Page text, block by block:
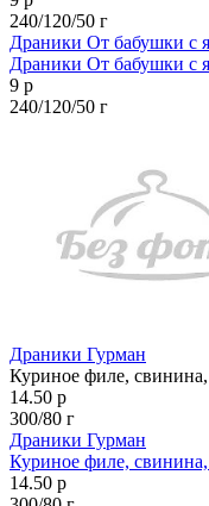
240/120/50 г
Драники От бабушки с
Драники От бабушки с
9 р
240/120/50 г
Драники Гурман
Куриное филе, свинина,
14.50 р
300/80 г
Драники Гурман
Куриное филе, свинина,
14.50 р